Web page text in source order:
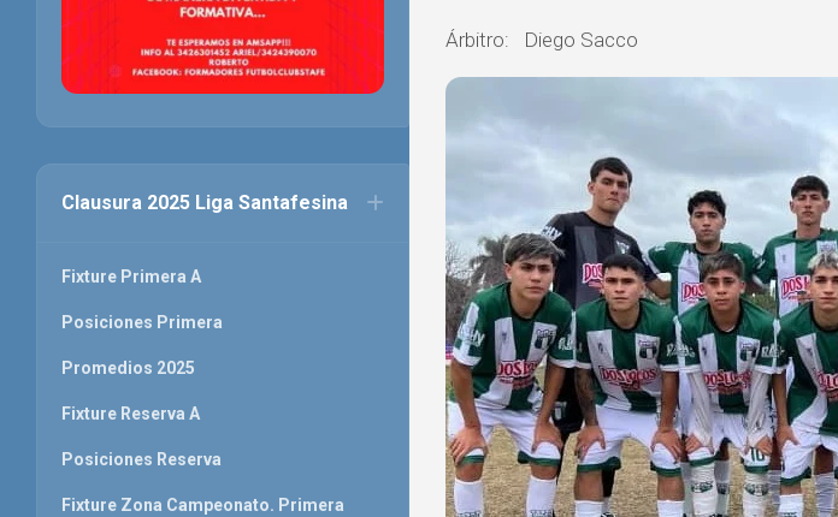
Árbitro: Diego Sacco
Clausura 2025 Liga Santafesina
Fixture Primera A
Posiciones Primera
Promedios 2025
Fixture Reserva A
Posiciones Reserva
Fixture Zona Campeonato. Primera